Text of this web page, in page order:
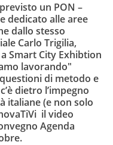
un PON –
dedicato alle aree
dallo stesso
Carlo Trigilia,
Smart City Exhibtion
lavorando"
di metodo e
dietro l’impegno
italiane (e non solo
il video
Agenda